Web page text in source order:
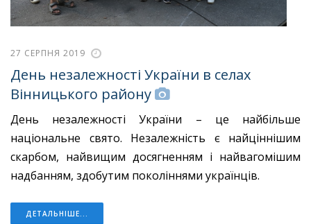
27 СЕРПНЯ 2019
День незалежності України в селах
Вінницького району
День незалежності України – це найбільше
національне свято. Незалежність є найціннішим
скарбом, найвищим досягненням і найвагомішим
надбанням, здобутим поколіннями українців.
ДЕТАЛЬНІШЕ...